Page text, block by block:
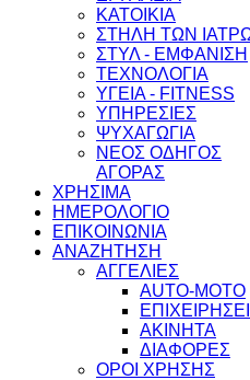
ΚΑΤΟΙΚΙΑ
ΣΤΗΛΗ ΤΩΝ
ΣΤΥΛ - ΕΜΦΑΝΙΣΗ
ΤΕΧΝΟΛΟΓΙΑ
ΥΓΕΙΑ - FITNESS
ΥΠΗΡΕΣΙΕΣ
ΨΥΧΑΓΩΓΙΑ
ΝΕΟΣ ΟΔΗΓΟΣ
ΑΓΟΡΑΣ
ΧΡΗΣΙΜΑ
ΗΜΕΡΟΛΟΓΙΟ
ΕΠΙΚΟΙΝΩΝΙΑ
ΑΝΑΖΗΤΗΣΗ
ΑΓΓΕΛΙΕΣ
AUTO-MOTO
ΑΚΙΝΗΤΑ
ΔΙΑΦΟΡΕΣ
ΟΡΟΙ ΧΡΗΣΗΣ